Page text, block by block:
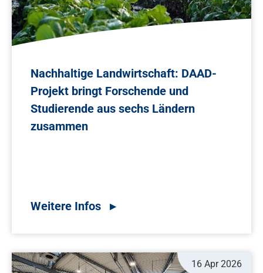
Nachhaltige Landwirtschaft: DAAD-
Projekt bringt Forschende und
Studierende aus sechs Ländern
zusammen
16 Apr 2026